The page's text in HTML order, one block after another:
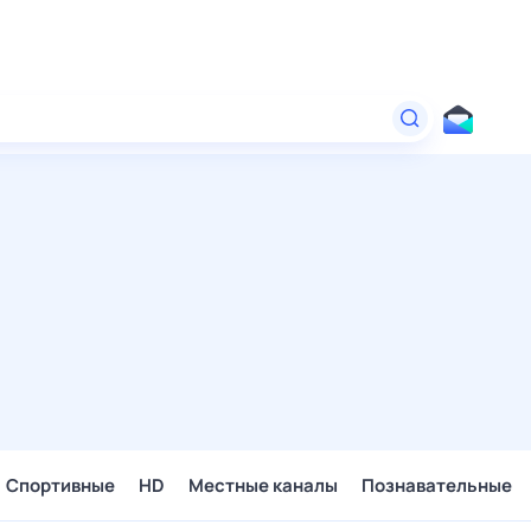
Спортивные HD Местные каналы Познавательные